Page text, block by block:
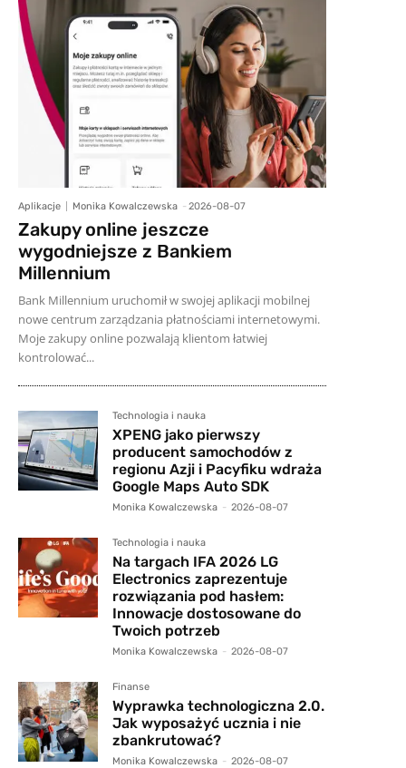
Aplikacje Monika Kowalczewska - 2026-08-07
Zakupy online jeszcze
wygodniejsze z Bankiem
Millennium
Bank Millennium uruchomił w swojej aplikacji mobilnej
nowe centrum zarządzania płatnościami internetowymi.
Moje zakupy online pozwalają klientom łatwiej
kontrolować...
Technologia i nauka
XPENG jako pierwszy
producent samochodów z
regionu Azji i Pacyfiku wdraża
Google Maps Auto SDK
Monika Kowalczewska - 2026-08-07
Technologia i nauka
Na targach IFA 2026 LG
Electronics zaprezentuje
rozwiązania pod hasłem:
Innowacje dostosowane do
Twoich potrzeb
Monika Kowalczewska - 2026-08-07
Finanse
Wyprawka technologiczna 2.0.
Jak wyposażyć ucznia i nie
zbankrutować?
Monika Kowalczewska - 2026-08-07